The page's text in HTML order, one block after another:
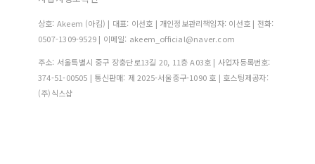
상호: Akeem (아킴) | 대표: 이선호 | 개인정보관리책임자: 이선호 | 전화:
0507-1309-9529 | 이메일: akeem_official@naver.com
주소: 서울특별시 중구 장충단로13길 20, 11층 A03호 | 사업자등록번호:
374-51-00505 | 통신판매: 제 2025-서울중구-1090 호 | 호스팅제공자:
(주)식스샵